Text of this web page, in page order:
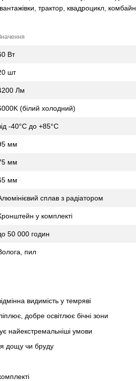
трактор, квадроцикл, комбайн,
Вт
шт
Лм
(білий холодний)
-40°C до +85°C
мм
мм
мм
сплав з радіатором
у комплекті
50 000 годин
пил
видимість у темряві
добре освітлює бічні зони
найекстремальніші умови
дощу чи бруду